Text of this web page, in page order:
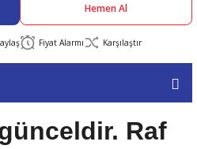
Hemen Al
Fiyat Alarmı Karşılaştır
Raf